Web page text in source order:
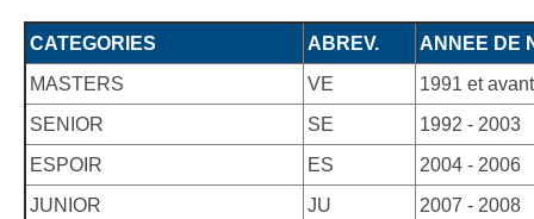
CATEGORIES ABREV.
ANNEE DE
MASTERS
VE
1991 et avant
SENIOR
SE
1992 - 2003
ESPOIR
ES
2004 - 2006
JUNIOR
JU
2007 - 2008